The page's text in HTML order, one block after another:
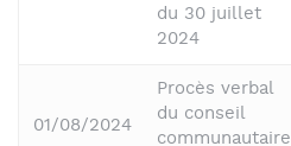
du 30 juillet
2024
01/08/2024
Procès verbal
du conseil
communautaire